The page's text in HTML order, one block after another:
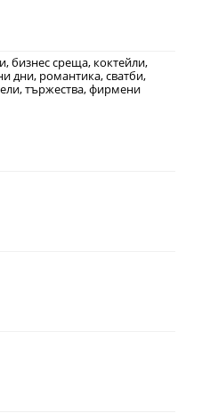
бизнес среща, коктейли,
дни, романтика, сватби,
тържества, фирмени